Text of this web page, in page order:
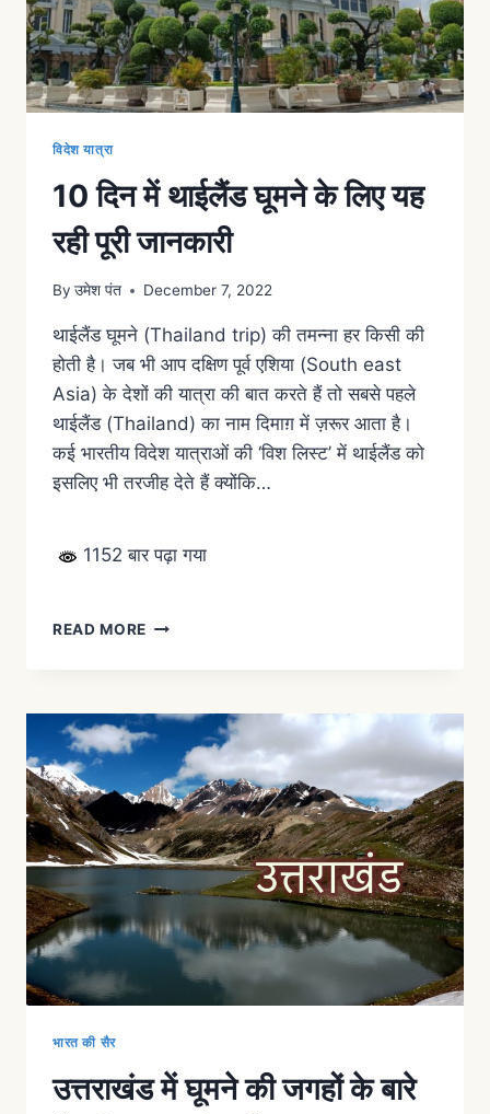
विदेश यात्रा
10 दिन में थाईलैंड घूमने के लिए यह
रही पूरी जानकारी
By उमेश पंत December 7, 2022
थाईलैंड घूमने (Thailand trip) की तमन्ना हर किसी की
होती है। जब भी आप दक्षिण पूर्व एशिया (South east
Asia) के देशों की यात्रा की बात करते हैं तो सबसे पहले
थाईलैंड (Thailand) का नाम दिमाग़ में ज़रूर आता है।
कई भारतीय विदेश यात्राओं की ‘विश लिस्ट’ में थाईलैंड को
इसलिए भी तरजीह देते हैं क्योंकि…
1152 बार पढ़ा गया
READ MORE
भारत की सैर
उत्तराखंड में घूमने की जगहों के बारे